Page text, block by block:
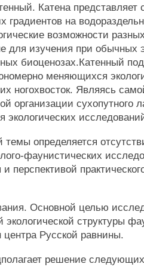
Катена представляет
градиентов на
возможности
для изучения при обычных
биоценозах.Катенный
меняющихся
ногохвосток. Являясь
организации сухопутного
экологических
темы определяется
фаунистических
перспективой
Основной целью
структуры
центра Русской равнины.
решение